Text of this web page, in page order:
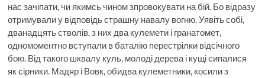
нас зачіпати, чи якимсь чином зпровокувати на бій. Бо відразу
отримували у відповідь страшну навалу вогню. Уявіть собі,
дванадцять стволів, з них два кулемети і гранатомет,
одномоментно вступали в баталію перестрілки відсічного
бою. Від такого шквалу куль, молоді дерева і кущі сипалися
як сірники. Мадяр і Вовк, обидва кулеметники, косили з